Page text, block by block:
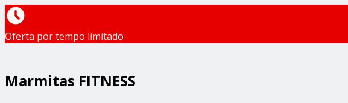
Oferta por tempo limitado
Marmitas FITNESS